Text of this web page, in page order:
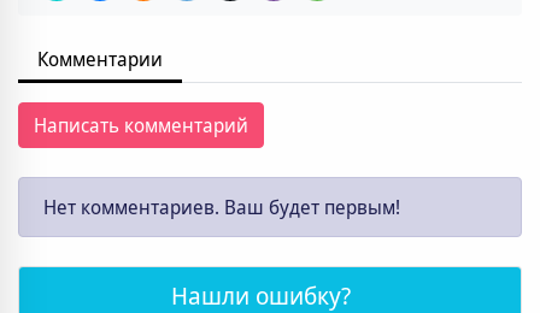
Комментарии
Написать комментарий
Нет комментариев. Ваш будет первым!
Нашли ошибку?